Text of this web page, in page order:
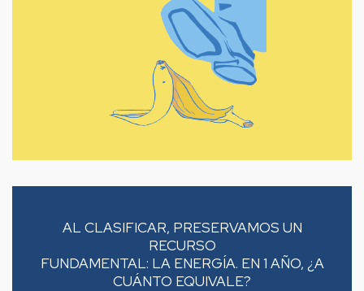
AL CLASIFICAR, PRESERVAMOS UN
RECURSO
FUNDAMENTAL: LA ENERGÍA. EN 1 AÑO, ¿A
CUÁNTO EQUIVALE?